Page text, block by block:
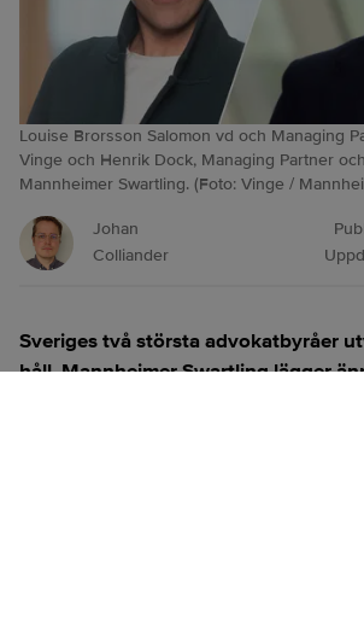
Louise Brorsson Salomon vd och Managing
Vinge och Henrik Dock, Managing Partner
Mannheimer Swartling. (Foto: Vinge /
Johan
Colliander
Sveriges två största advokatbyråer
håll. Mannheimer Swartling lägger